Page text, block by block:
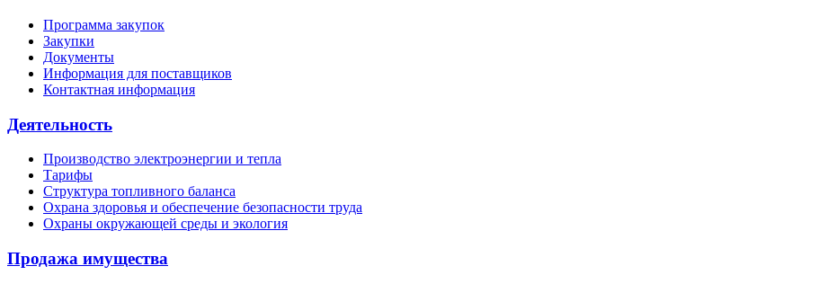
Программа закупок
Закупки
Документы
Информация для поставщиков
Контактная информация
Деятельность
Производство электроэнергии и тепла
Тарифы
Структура топливного баланса
Охрана здоровья и обеспечение безопасности труда
Охраны окружающей среды и экология
Продажа имущества